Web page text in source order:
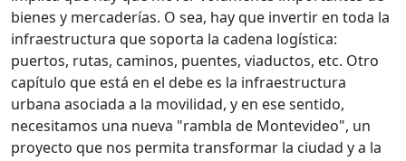
bienes y mercaderías. O sea, hay que invertir en toda la
infraestructura que soporta la cadena logística:
puertos, rutas, caminos, puentes, viaductos, etc. Otro
capítulo que está en el debe es la infraestructura
urbana asociada a la movilidad, y en ese sentido,
necesitamos una nueva "rambla de Montevideo", un
proyecto que nos permita transformar la ciudad y a la